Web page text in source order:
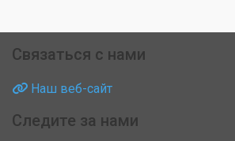
Связаться с нами
Наш веб-сайт
Следите за нами